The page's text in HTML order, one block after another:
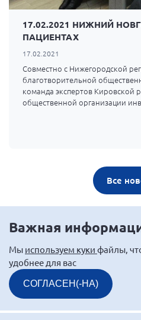
17.02.2021 НИЖНИЙ
ПАЦИЕНТАХ
17.02.2021
Совместно с Нижегородской
благотворительной
команда экспертов Кировской
общественной организации
Все
Важная
Мы используем куки файлы,
удобнее для вас
СОГЛАСЕН(-НА)